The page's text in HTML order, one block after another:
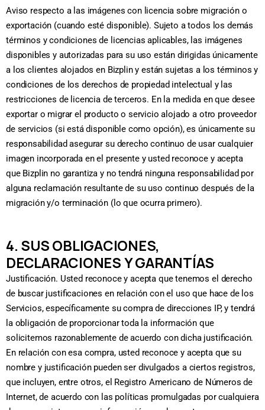
Aviso respecto a las imágenes con licencia sobre migración o
exportación (cuando esté disponible). Sujeto a todos los demás
términos y condiciones de licencias aplicables, las imágenes
disponibles y autorizadas para su uso están dirigidas únicamente
a los clientes alojados en Bizplin y están sujetas a los términos y
condiciones de los derechos de propiedad intelectual y las
restricciones de licencia de terceros. En la medida en que desee
exportar o migrar el producto o servicio alojado a otro proveedor
de servicios (si está disponible como opción), es únicamente su
responsabilidad asegurar su derecho continuo de usar cualquier
imagen incorporada en el presente y usted reconoce y acepta
que Bizplin no garantiza y no tendrá ninguna responsabilidad por
alguna reclamación resultante de su uso continuo después de la
migración y/o terminación (lo que ocurra primero).
4. SUS OBLIGACIONES,
DECLARACIONES Y GARANTÍAS
Justificación. Usted reconoce y acepta que tenemos el derecho
de buscar justificaciones en relación con el uso que hace de los
Servicios, específicamente su compra de direcciones IP, y tendrá
la obligación de proporcionar toda la información que
solicitemos razonablemente de acuerdo con dicha justificación.
En relación con esa compra, usted reconoce y acepta que su
nombre y justificación pueden ser divulgados a ciertos registros,
que incluyen, entre otros, el Registro Americano de Números de
Internet, de acuerdo con las políticas promulgadas por cualquiera